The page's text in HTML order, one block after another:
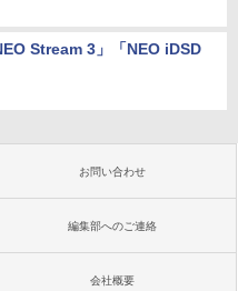
Stream 3」「NEO iDSD
お問い合わせ
編集部へのご連絡
会社概要